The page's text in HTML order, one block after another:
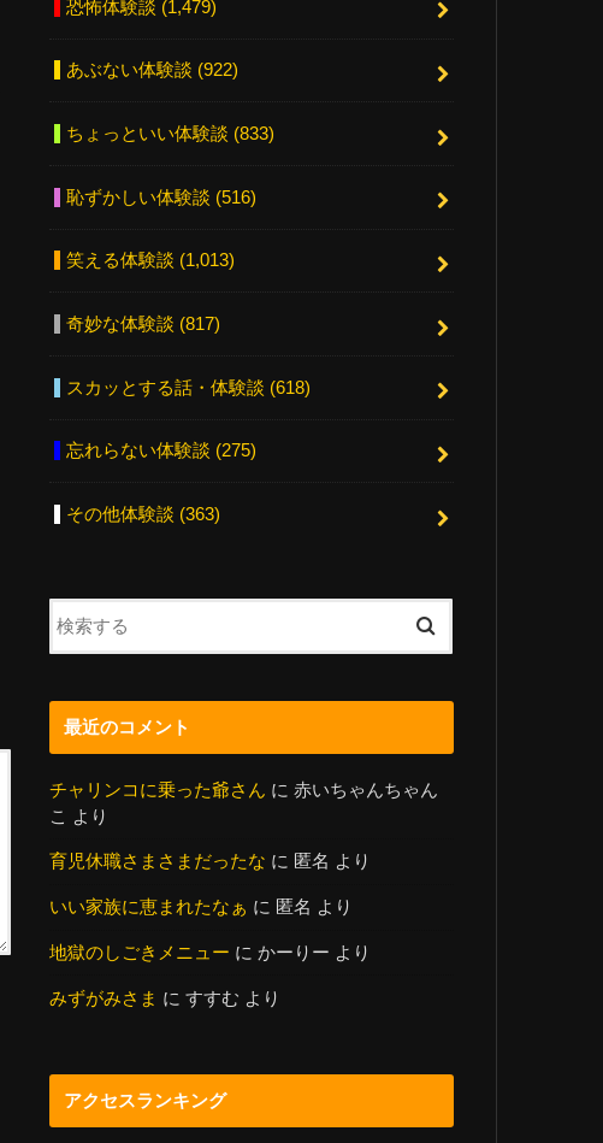
恐怖体験談 (1,479)
あぶない体験談 (922)
ちょっといい体験談 (833)
恥ずかしい体験談 (516)
笑える体験談 (1,013)
奇妙な体験談 (817)
スカッとする話・体験談 (618)
忘れらない体験談 (275)
その他体験談 (363)
最近のコメント
チャリンコに乗った爺さん に 赤いちゃんちゃん
こ
より
育児休職さまさまだったな に 匿名 より
いい家族に恵まれたなぁ に 匿名 より
地獄のしごきメニュー に かーりー より
みずがみさま に すすむ より
アクセスランキング